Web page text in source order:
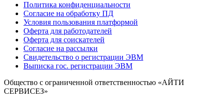
Политика конфиденциальности
Согласие на обработку ПД
Условия пользования платформой
Оферта для работодателей
Оферта для соискателей
Согласие на рассылки
Свидетельство о регистрации ЭВМ
Выписка гос. регистрации ЭВМ
Общество с ограниченной ответственностью «АЙТИ
СЕРВИСЕЗ»